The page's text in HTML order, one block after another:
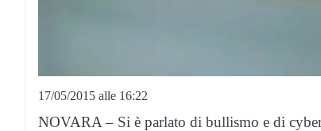
17/05/2015 alle 16:22
NOVARA – Si è parlato di bullismo e di